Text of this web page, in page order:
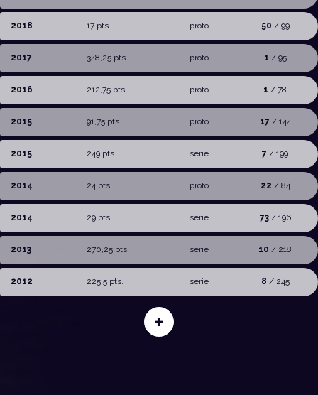
2018 17 pts. proto 50 / 99
2017 348,25 pts. proto 1 / 95
2016 212,75 pts. proto 1 / 78
2015 91,75 pts. proto 17 / 144
2015 249 pts. serie 7 / 199
2014 24 pts. proto 22 / 84
2014 29 pts. serie 73/ 196
2013 270,25 pts. serie 10 / 218
2012 225,5 pts. serie 8 / 245
+